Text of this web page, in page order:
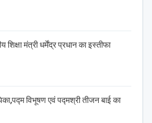
शिक्षा मंत्री धर्मेंद्र प्रधान का इस्तीफा
विभूषण एवं पद्मश्री तीजन बाई का